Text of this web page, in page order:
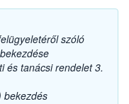
szóló
és tanácsi rendelet 3.
bekezdés